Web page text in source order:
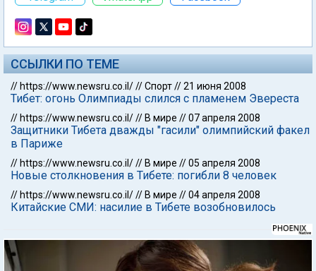
ССЫЛКИ ПО ТЕМЕ
// https://www.newsru.co.il///Спорт//21 июня 2008
Тибет: огонь Олимпиады слился с пламенем Эвереста
// https://www.newsru.co.il/// В мире //07 апреля 2008
Защитники Тибета дважды "гасили" олимпийский факел
в Париже
// https://www.newsru.co.il/// В мире //05 апреля 2008
Новые столкновения в Тибете: погибли 8 человек
// https://www.newsru.co.il/// В мире //04 апреля 2008
Китайские СМИ: насилие в Тибете возобновилось